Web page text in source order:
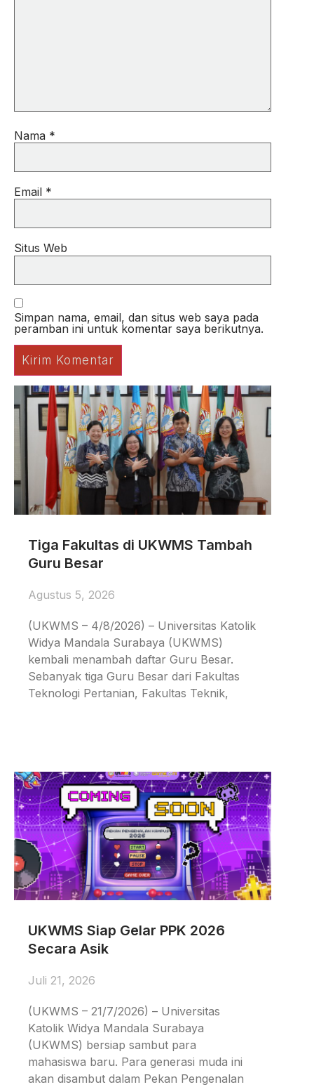
Nama *
Email *
Situs Web
Simpan nama, email, dan situs web saya pada
peramban ini untuk komentar saya berikutnya.
Tiga Fakultas di UKWMS Tambah
Guru Besar
Agustus 5, 2026
(UKWMS – 4/8/2026) – Universitas Katolik
Widya Mandala Surabaya (UKWMS)
kembali menambah daftar Guru Besar.
Sebanyak tiga Guru Besar dari Fakultas
Teknologi Pertanian, Fakultas Teknik,
UKWMS Siap Gelar PPK 2026
Secara Asik
Juli 21, 2026
(UKWMS – 21/7/2026) – Universitas
Katolik Widya Mandala Surabaya
(UKWMS) bersiap sambut para
mahasiswa baru. Para generasi muda ini
akan disambut dalam Pekan Pengenalan